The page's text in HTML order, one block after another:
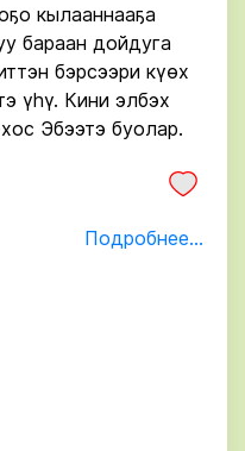
кылааннааҕа
бараан дойдуга
бэрсээри күөх
үһү. Кини элбэх
Эбээтэ буолар.
Подробнее...